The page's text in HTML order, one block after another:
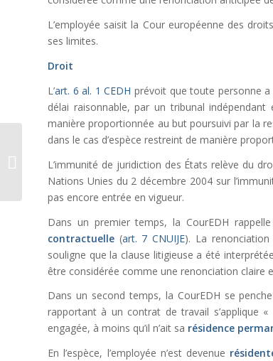
L’employée saisit la Cour européenne des
ses limites.
Droit
L’art. 6 al. 1 CEDH prévoit que toute personne
délai raisonnable, par un tribunal
manière proportionnée au but poursuivi par la
dans le cas d’espèce restreint de manière
L’immunité de juridiction des États relève du
Nations Unies du 2 décembre 2004 sur
pas encore entrée en vigueur.
Dans un premier temps, la CourEDH
contractuelle (art. 7 CNUIJE). La
souligne que la clause litigieuse a été
être considérée comme une renonciation claire
Dans un second temps, la CourEDH se penche
rapportant à un contrat de travail s’applique
engagée, à moins qu’il n’ait sa résidence
En l’espèce, l’employée n’est devenue
Le conflit de
Ministère public et le
Tribunal des min...